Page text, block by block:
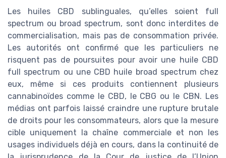
Les huiles CBD sublinguales, qu’elles soient full
spectrum ou broad spectrum, sont donc interdites de
commercialisation, mais pas de consommation privée.
Les autorités ont confirmé que les particuliers ne
risquent pas de poursuites pour avoir une huile CBD
full spectrum ou une CBD huile broad spectrum chez
eux, même si ces produits contiennent plusieurs
cannabinoïdes comme le CBD, le CBG ou le CBN. Les
médias ont parfois laissé craindre une rupture brutale
de droits pour les consommateurs, alors que la mesure
cible uniquement la chaîne commerciale et non les
usages individuels déjà en cours, dans la continuité de